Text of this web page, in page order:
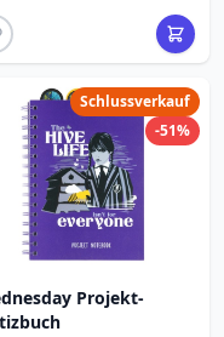
Schlussverkauf
-51%
Projekt-